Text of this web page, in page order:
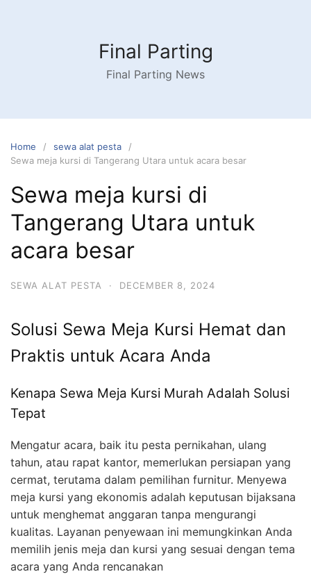
Final Parting
Final Parting News
Home
sewa alat pesta
Sewa meja kursi di Tangerang Utara untuk acara besar
Sewa meja kursi di
Tangerang Utara untuk
acara besar
SEWA ALAT PESTA · DECEMBER 8, 2024
Solusi Sewa Meja Kursi Hemat dan
Praktis untuk Acara Anda
Kenapa Sewa Meja Kursi Murah Adalah Solusi
Tepat
Mengatur acara, baik itu pesta pernikahan, ulang
tahun, atau rapat kantor, memerlukan persiapan yang
cermat, terutama dalam pemilihan furnitur. Menyewa
meja kursi yang ekonomis adalah keputusan bijaksana
untuk menghemat anggaran tanpa mengurangi
kualitas. Layanan penyewaan ini memungkinkan Anda
memilih jenis meja dan kursi yang sesuai dengan tema
acara yang Anda rencanakan